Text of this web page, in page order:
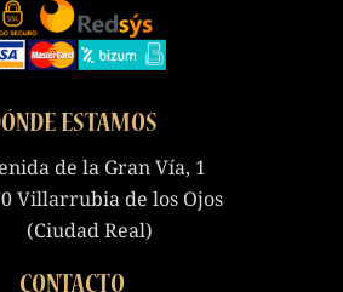
ESTAMOS
de la Gran Vía, 1
Villarrubia de los Ojos
(Ciudad Real)